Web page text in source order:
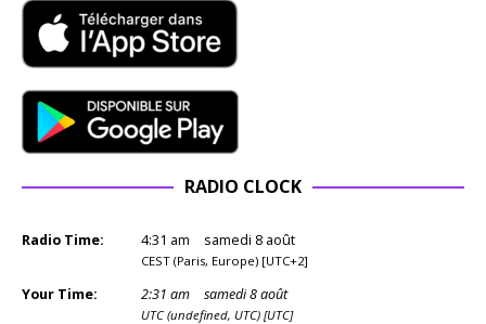
RADIO CLOCK
Radio Time: 4:31 am samedi 8 août
CEST (Paris, Europe) [UTC+2]
Your Time: 2:31 am samedi 8 août
UTC (undefined, UTC) [UTC]